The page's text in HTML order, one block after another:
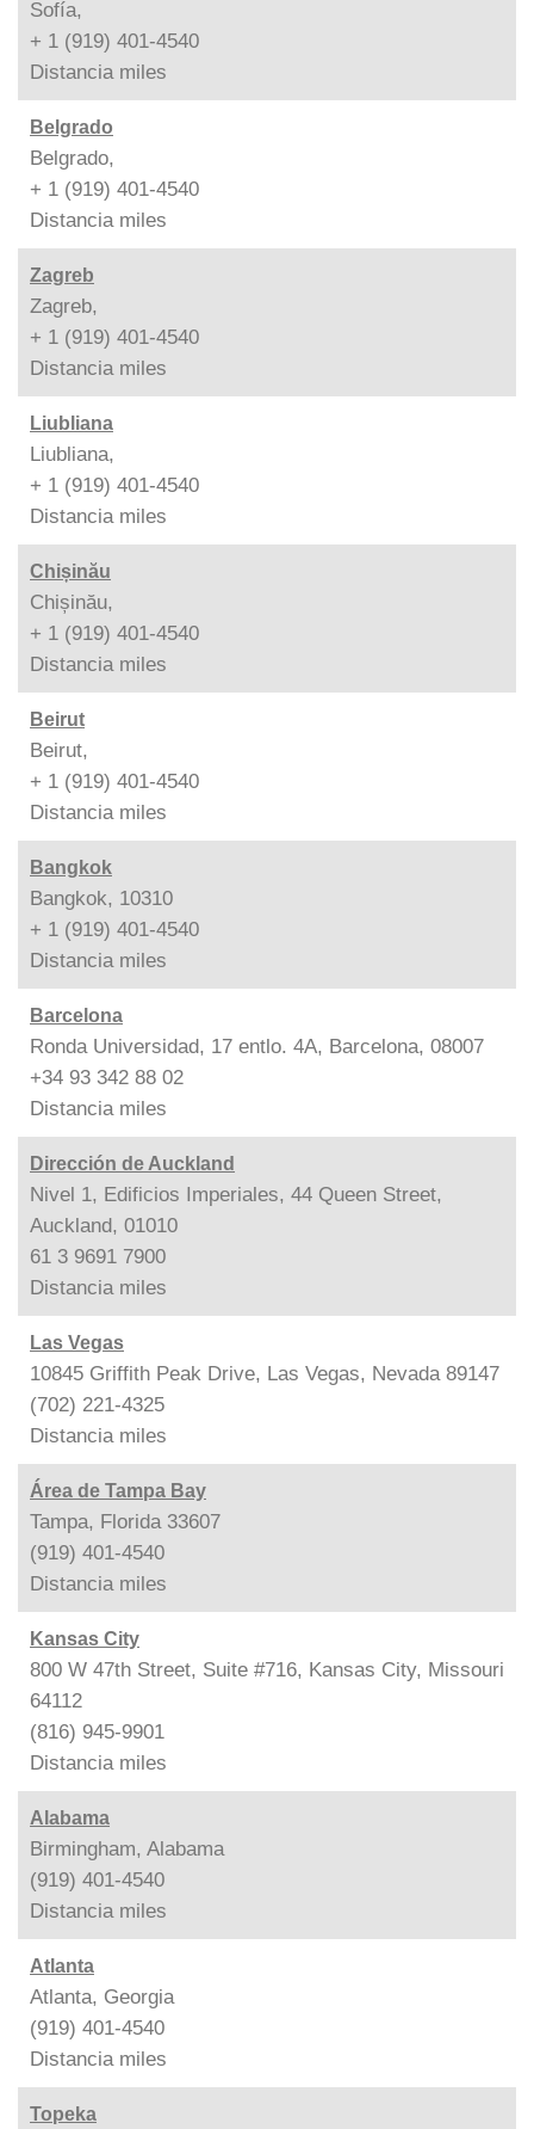
Sofía,
+ 1 (919) 401-4540
Distancia miles
Belgrado
Belgrado,
+ 1 (919) 401-4540
Distancia miles
Zagreb
Zagreb,
+ 1 (919) 401-4540
Distancia miles
Liubliana
Liubliana,
+ 1 (919) 401-4540
Distancia miles
Chișinău
Chișinău,
+ 1 (919) 401-4540
Distancia miles
Beirut
Beirut,
+ 1 (919) 401-4540
Distancia miles
Bangkok
Bangkok, 10310
+ 1 (919) 401-4540
Distancia miles
Barcelona
Ronda Universidad, 17 entlo. 4A, Barcelona, 08007
+34 93 342 88 02
Distancia miles
Dirección de Auckland
Nivel 1, Edificios Imperiales, 44 Queen Street,
Auckland, 01010
61 3 9691 7900
Distancia miles
Las Vegas
10845 Griffith Peak Drive, Las Vegas, Nevada 89147
(702) 221-4325
Distancia miles
Área de Tampa Bay
Tampa, Florida 33607
(919) 401-4540
Distancia miles
Kansas City
800 W 47th Street, Suite #716, Kansas City, Missouri
64112
(816) 945-9901
Distancia miles
Alabama
Birmingham, Alabama
(919) 401-4540
Distancia miles
Atlanta
Atlanta, Georgia
(919) 401-4540
Distancia miles
Topeka